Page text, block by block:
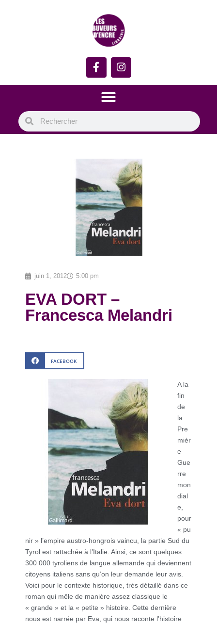
juin 1, 2012 5:00 pm
EVA DORT –
Francesca Melandri
FACEBOOK
A la
fin
de
la
Pre
mièr
e
Gue
rre
mon
dial
e,
pour
« pu
nir » l’empire austro-hongrois vaincu, la partie Sud du
Tyrol est rattachée à l’Italie. Ainsi, ce sont quelques
300 000 tyroliens de langue allemande qui deviennent
citoyens italiens sans qu’on leur demande leur avis.
Voici pour le contexte historique, très détaillé dans ce
roman qui mêle de manière assez classique le
« grande » et la « petite » histoire. Cette dernière
nous est narrée par Eva, qui nous raconte l’histoire